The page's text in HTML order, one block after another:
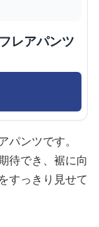
レアパンツ
ンツです。
待でき、裾に向
すっきり見せて